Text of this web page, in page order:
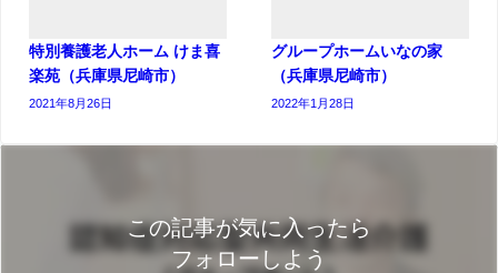
特別養護老人ホーム けま喜
楽苑（兵庫県尼崎市）
2021年8月26日
グループホームいなの家
（兵庫県尼崎市）
2022年1月28日
この記事が気に入ったら
フォローしよう